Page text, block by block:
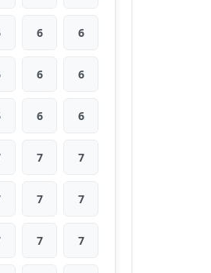
6 6
6 6
6 6
7 7
7 7
7 7